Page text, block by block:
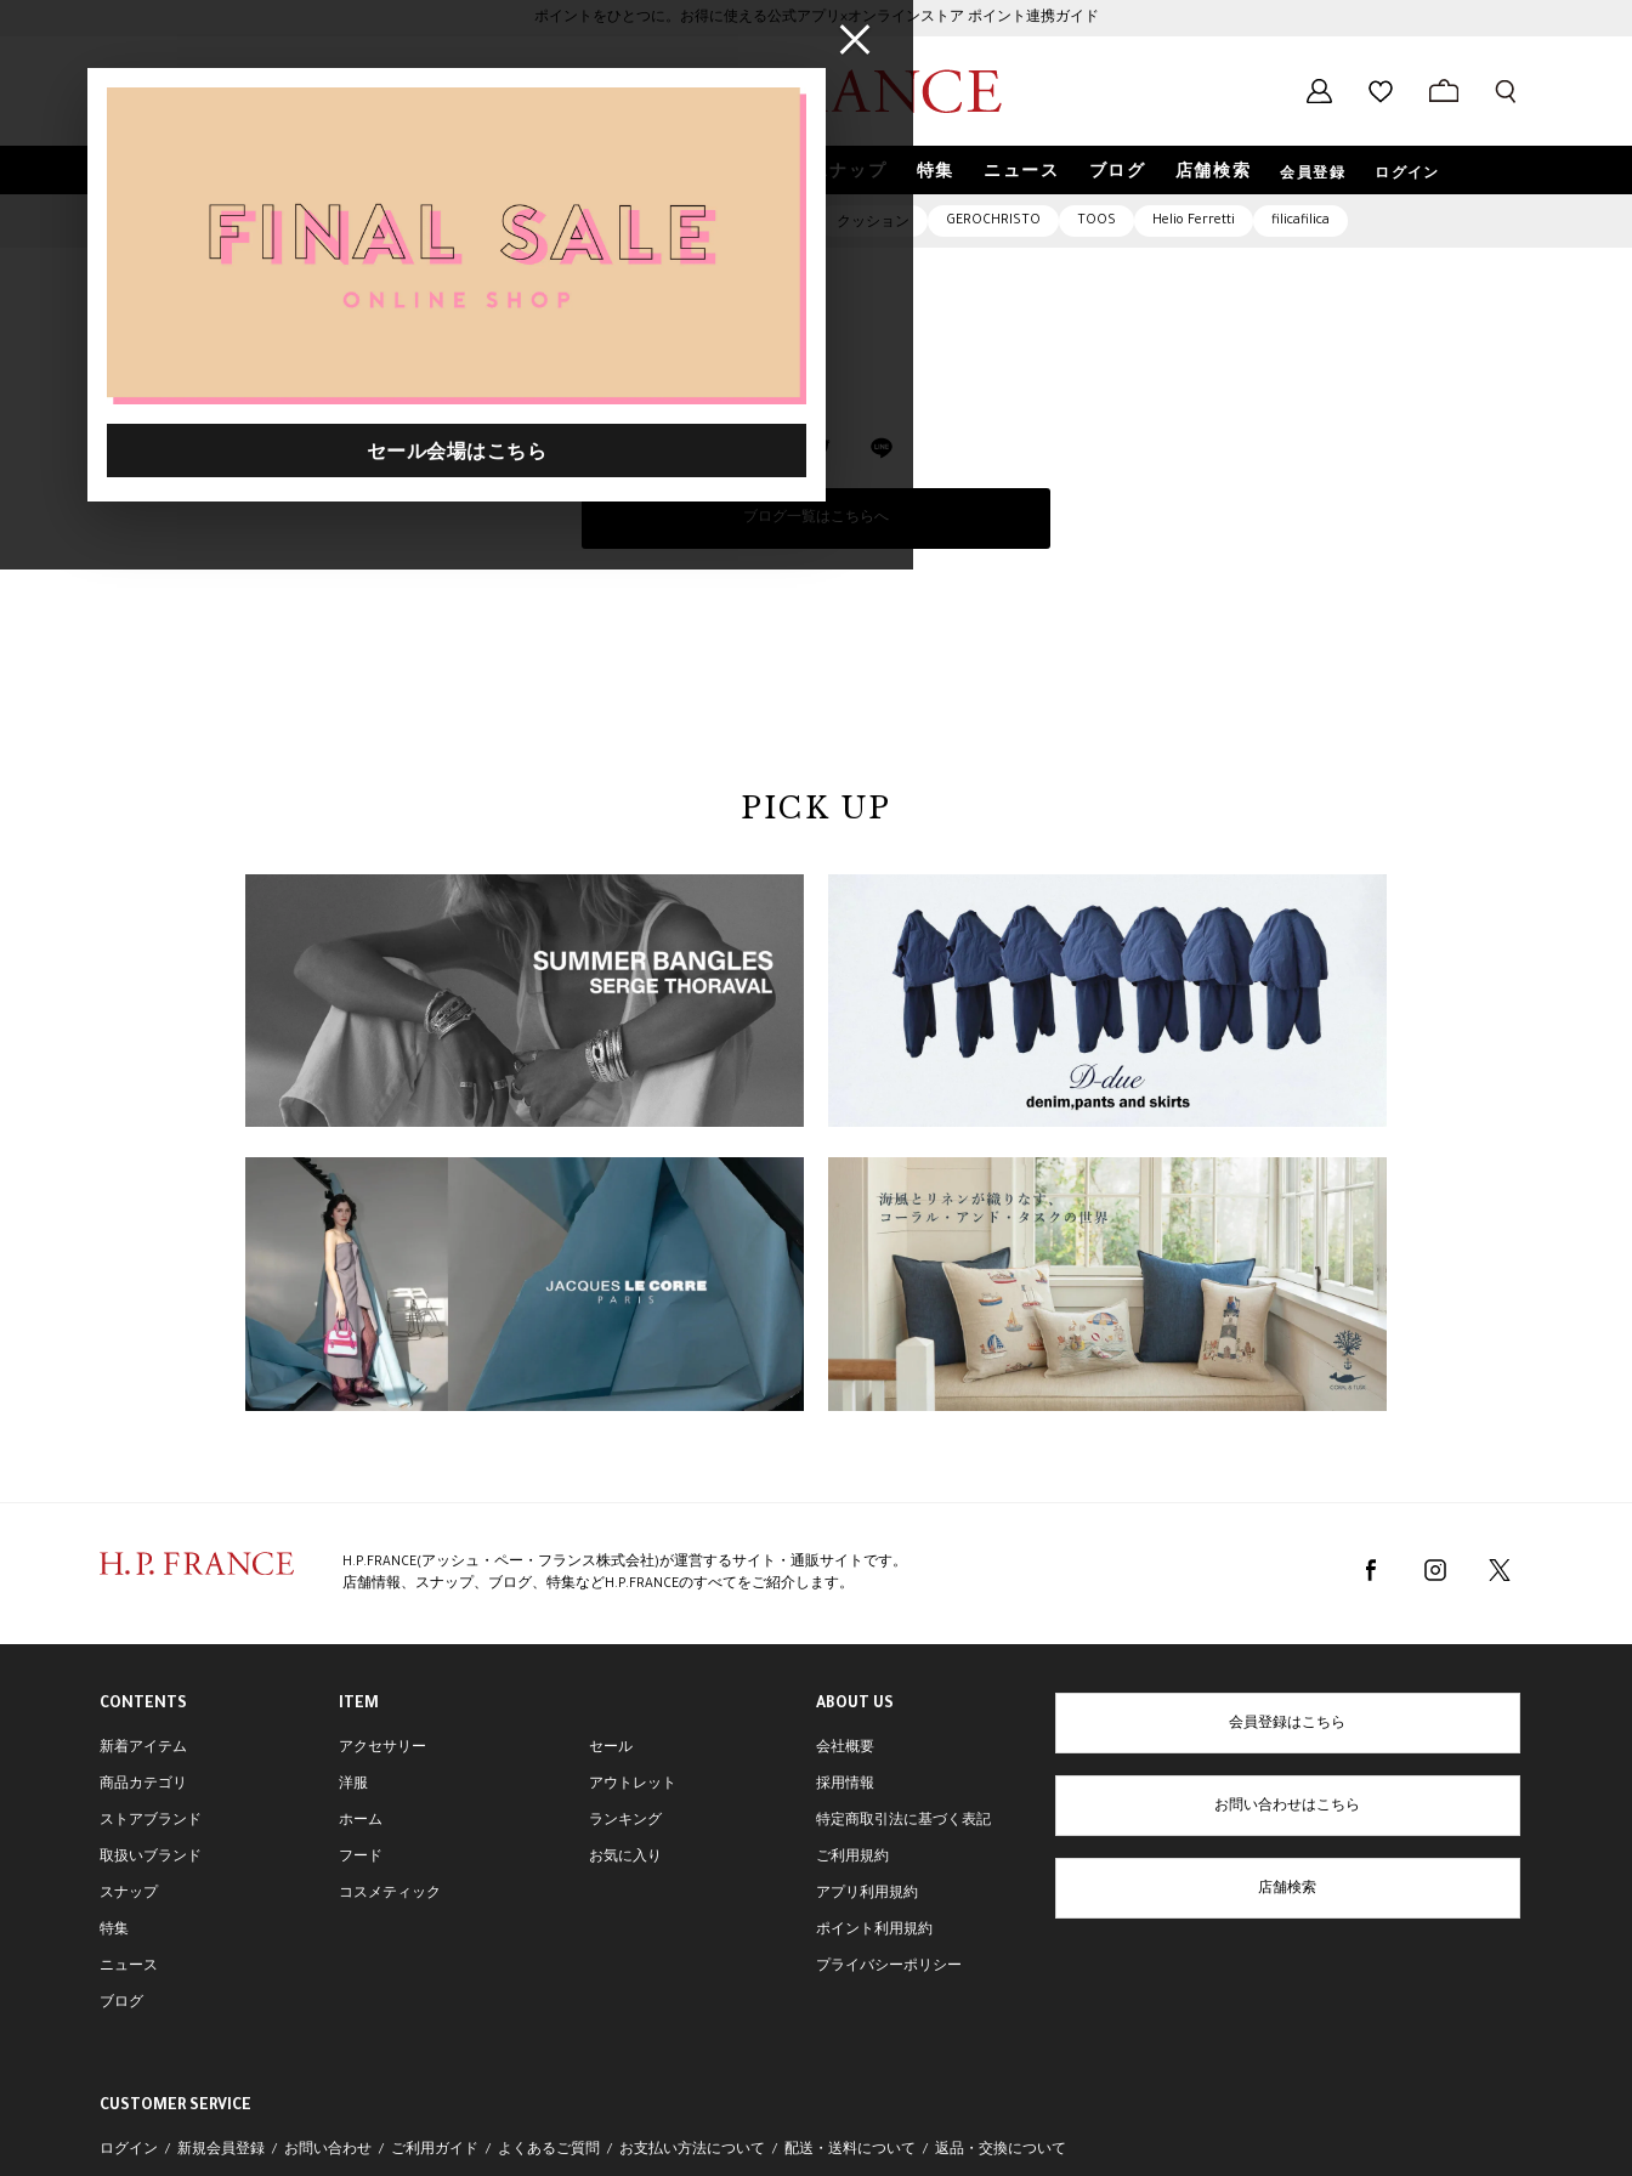
ポイントをひとつに。お得に使える公式アプリ×オンラインストア ポイント連携ガイド
スナップ 特集 ニュース ブログ 店舗検索 会員登録 ログイン
人気ワード セール 40th限定 ピアス バッグ クッション GEROCHRISTO TOOS Helio Ferretti filicafilica
ブログ一覧はこちらへ
PICK UP
H.P.FRANCE(アッシュ・ペー・フランス株式会社)が運営するサイト・通販サイトです。
店舗情報、スナップ、ブログ、特集などH.P.FRANCEのすべてをご紹介します。
CONTENTS
新着アイテム
商品カテゴリ
ストアブランド
取扱いブランド
スナップ
特集
ニュース
ブログ
ITEM
アクセサリー
洋服
ホーム
フード
コスメティック
セール
アウトレット
ランキング
お気に入り
ABOUT US
会社概要
採用情報
特定商取引法に基づく表記
ご利用規約
アプリ利用規約
ポイント利用規約
プライバシーポリシー
会員登録はこちら
お問い合わせはこちら
店舗検索
CUSTOMER SERVICE
ログイン 新規会員登録 お問い合わせ ご利用ガイド よくあるご質問 お支払い方法について 配送・送料について 返品・交換について